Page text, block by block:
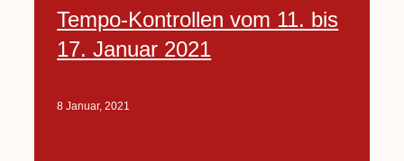
Tempo-Kontrollen vom 11. bis
17. Januar 2021
8 Januar, 2021